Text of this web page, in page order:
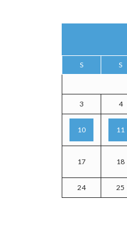
S S
3 4
10 11
17 18
24 25